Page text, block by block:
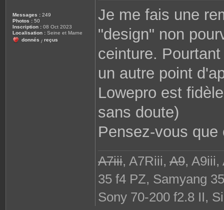
Messages : 249
Photos : 50
Inscription : 08 Oct 2023
Localisation : Seine et Marne
donnés / reçus
a
e
Je me fais une
"design" non
ceinture.
un autre point
Lowepro est
sans doute)
Pensez-vous
A7iii, A7Riii, A9, A9iii,
35 f4 PZ, Samyang
Sony 70-200 f2.8 II,